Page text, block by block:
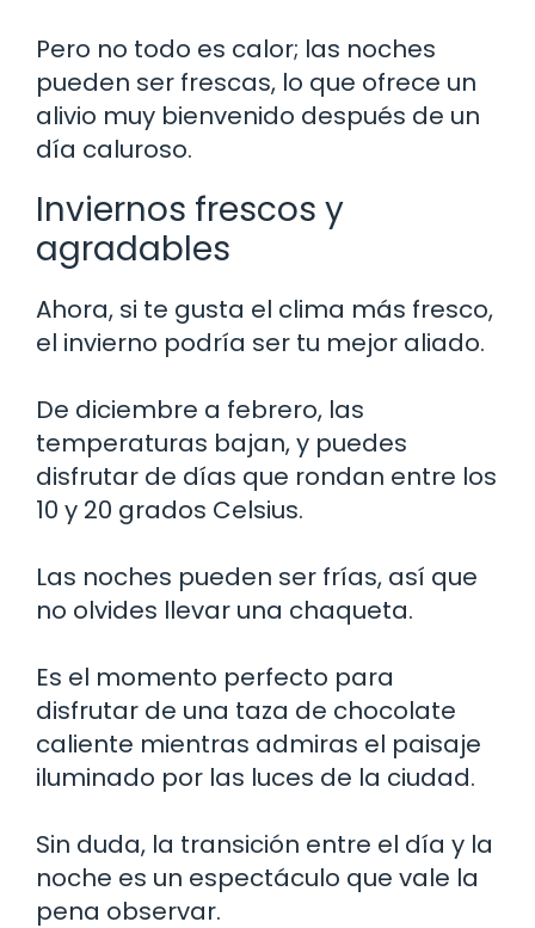
Pero no todo es calor; las noches
pueden ser frescas, lo que ofrece un
alivio muy bienvenido después de un
día caluroso.
Inviernos frescos y
agradables
Ahora, si te gusta el clima más fresco,
el invierno podría ser tu mejor aliado.
De diciembre a febrero, las
temperaturas bajan, y puedes
disfrutar de días que rondan entre los
10 y 20 grados Celsius.
Las noches pueden ser frías, así que
no olvides llevar una chaqueta.
Es el momento perfecto para
disfrutar de una taza de chocolate
caliente mientras admiras el paisaje
iluminado por las luces de la ciudad.
Sin duda, la transición entre el día y la
noche es un espectáculo que vale la
pena observar.